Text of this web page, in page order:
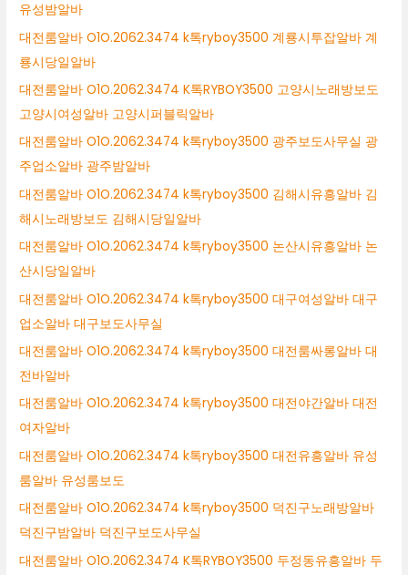
유성밤알바
대전룸알바 O1O.2062.3474 k톡ryboy3500 계룡시투잡알바 계
룡시당일알바
대전룸알바 O1O.2062.3474 K톡RYBOY3500 고양시노래방보도
고양시여성알바 고양시퍼블릭알바
대전룸알바 O1O.2062.3474 k톡ryboy3500 광주보도사무실 광
주업소알바 광주밤알바
대전룸알바 O1O.2062.3474 k톡ryboy3500 김해시유흥알바 김
해시노래방보도 김해시당일알바
대전룸알바 O1O.2062.3474 k톡ryboy3500 논산시유흥알바 논
산시당일알바
대전룸알바 O1O.2062.3474 k톡ryboy3500 대구여성알바 대구
업소알바 대구보도사무실
대전룸알바 O1O.2062.3474 k톡ryboy3500 대전룸싸롱알바 대
전바알바
대전룸알바 O1O.2062.3474 k톡ryboy3500 대전야간알바 대전
여자알바
대전룸알바 O1O.2062.3474 k톡ryboy3500 대전유흥알바 유성
룸알바 유성룸보도
대전룸알바 O1O.2062.3474 k톡ryboy3500 덕진구노래방알바
덕진구밤알바 덕진구보도사무실
대전룸알바 O1O.2062.3474 K톡RYBOY3500 두정동유흥알바 두